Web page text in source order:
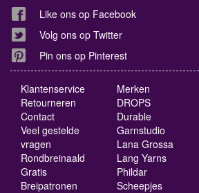
Like ons op Facebook
Volg ons op Twitter
Pin ons op Pinterest
Klantenservice
Retourneren
Contact
Veel gestelde
vragen
Rondbreinaald
Gratis
Breipatronen
Merken
DROPS
Durable
Garnstudio
Lana Grossa
Lang Yarns
Phildar
Scheepjes